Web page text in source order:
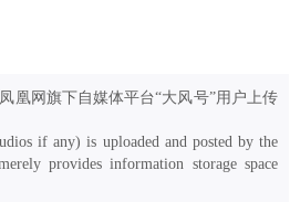
凰网旗下自媒体平台“大风号”用户上传
if any) is uploaded and posted by the
provides information storage space